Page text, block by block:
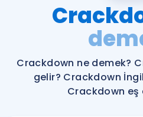
Şifremi
Katılımcı Görüşleri
Faydalı Araçlar
Ücretsiz Kaynaklar
Crackdown ne demek?
gelir? Crackdown
Crackdown eş